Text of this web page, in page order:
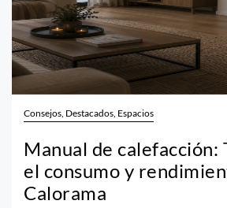
Consejos, Destacados, Espacios
Manual de calefacción:
el consumo y
Calorama